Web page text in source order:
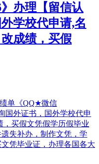
》办理【留信认
学校代申请,名
成绩，买假